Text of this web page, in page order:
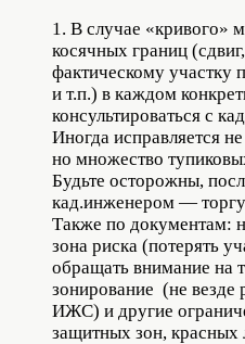
1. В случае «кривого»
косячных границ
фактическому участку
и т.п.) в каждом
консультироваться с
Иногда исправляется
но множество
Будьте осторожны,
кад.инженером —
Также по документам:
зона риска (потерять
обращать внимание на
зонирование (не везде
ИЖС) и другие
защитных зон, красных